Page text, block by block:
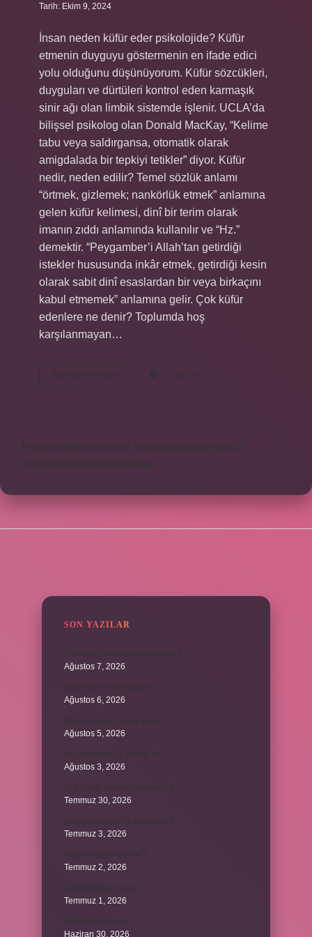
Tarih: Ekim 9, 2024
İnsan neden küfür eder psikolojide? Küfür
etmenin duyguyu göstermenin en ifade edici
yolu olduğunu düşünüyorum. Küfür sözcükleri,
duyguları ve dürtüleri kontrol eden karmaşık
sinir ağı olan limbik sistemde işlenir. UCLA’da
bilişsel psikolog olan Donald MacKay, “Kelime
tabu veya saldırgansa, otomatik olarak
amigdalada bir tepkiyi tetikler” diyor. Küfür
nedir, neden edilir? Temel sözlük anlamı
“örtmek, gizlemek; nankörlük etmek” anlamına
gelen küfür kelimesi, dinî bir terim olarak
imanın zıddı anlamında kullanılır ve “Hz.”
demektir. “Peygamber’i Allah’tan getirdiği
istekler hususunda inkâr etmek, getirdiği kesin
olarak sabit dinî esaslardan bir veya birkaçını
kabul etmemek” anlamına gelir. Çok küfür
edenlere ne denir? Toplumda hoş
karşılanmayan…
Devamını okuyun
Insan
12 Yorum
https://safderun.com.tr
https://sokoglam.com.tr
https://sinto.com.tr
Sitemap
SON YAZILAR
Ağustos 7, 2026
Ağustos 6, 2026
Ağustos 5, 2026
Ağustos 3, 2026
Temmuz 30, 2026
Temmuz 3, 2026
Temmuz 2, 2026
Temmuz 1, 2026
Haziran 30, 2026